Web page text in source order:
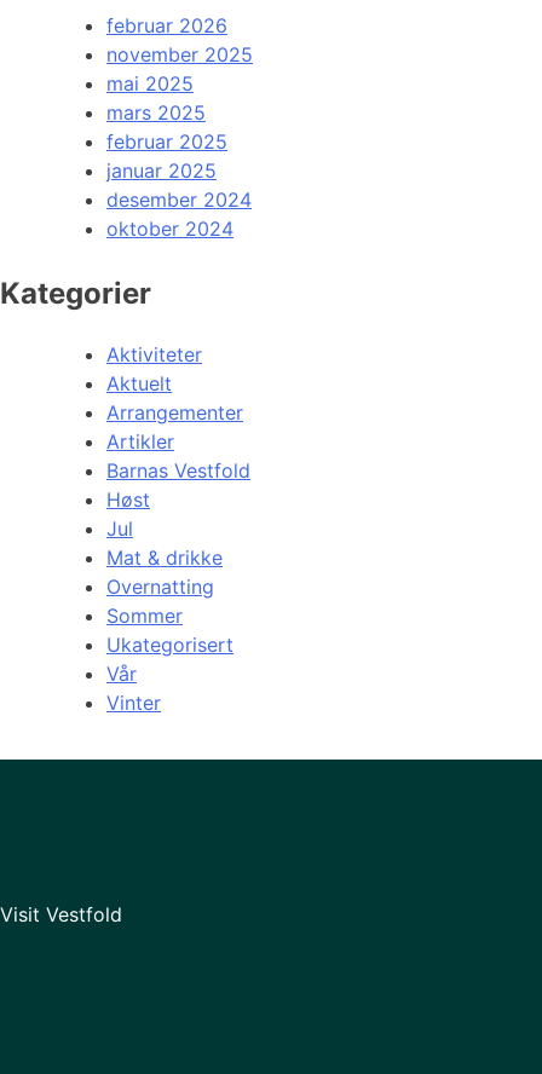
februar 2026
november 2025
mai 2025
mars 2025
februar 2025
januar 2025
desember 2024
oktober 2024
Kategorier
Aktiviteter
Aktuelt
Arrangementer
Artikler
Barnas Vestfold
Høst
Jul
Mat & drikke
Overnatting
Sommer
Ukategorisert
Vår
Vinter
Visit Vestfold